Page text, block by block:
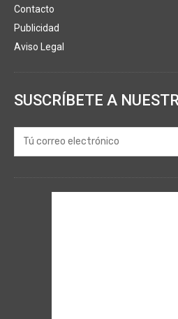
Contacto
Publicidad
Aviso Legal
SUSCRÍBETE A